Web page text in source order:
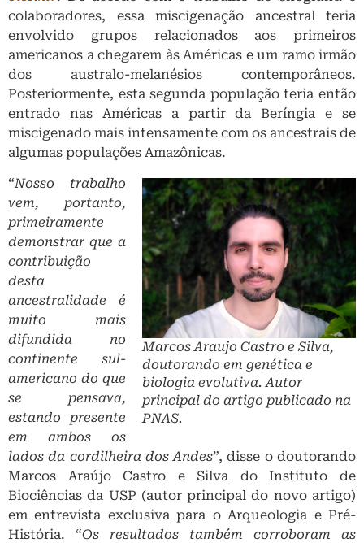
colaboradores, essa miscigenação ancestral teria
envolvido grupos relacionados aos primeiros
americanos a chegarem às Américas e um ramo irmão
dos australo-melanésios contemporâneos.
Posteriormente, esta segunda população teria então
entrado nas Américas a partir da Beríngia e se
miscigenado mais intensamente com os ancestrais de
algumas populações Amazônicas.
Marcos Araujo Castro e Silva,
doutorando em genética e
biologia evolutiva. Autor
principal do artigo publicado na
PNAS.
“Nosso trabalho
vem, portanto,
primeiramente
demonstrar que a
contribuição
desta
ancestralidade é
muito mais
difundida no
continente sul-
americano do que
se pensava,
estando presente
em ambos os
lados da cordilheira dos Andes”, disse o doutorando
Marcos Araújo Castro e Silva do Instituto de
Biociências da USP (autor principal do novo artigo)
em entrevista exclusiva para o Arqueologia e Pré-
História. “Os resultados também corroboram as